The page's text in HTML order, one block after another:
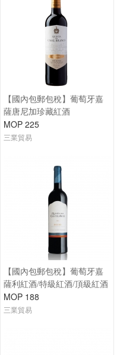
【國內包郵包稅】葡萄牙嘉
薩唐尼加珍藏紅酒
MOP 225
三業貿易
【國內包郵包稅】葡萄牙嘉
薩利紅酒/特級紅酒/頂級紅酒
MOP 188
三業貿易